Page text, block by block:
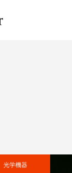
光学機器